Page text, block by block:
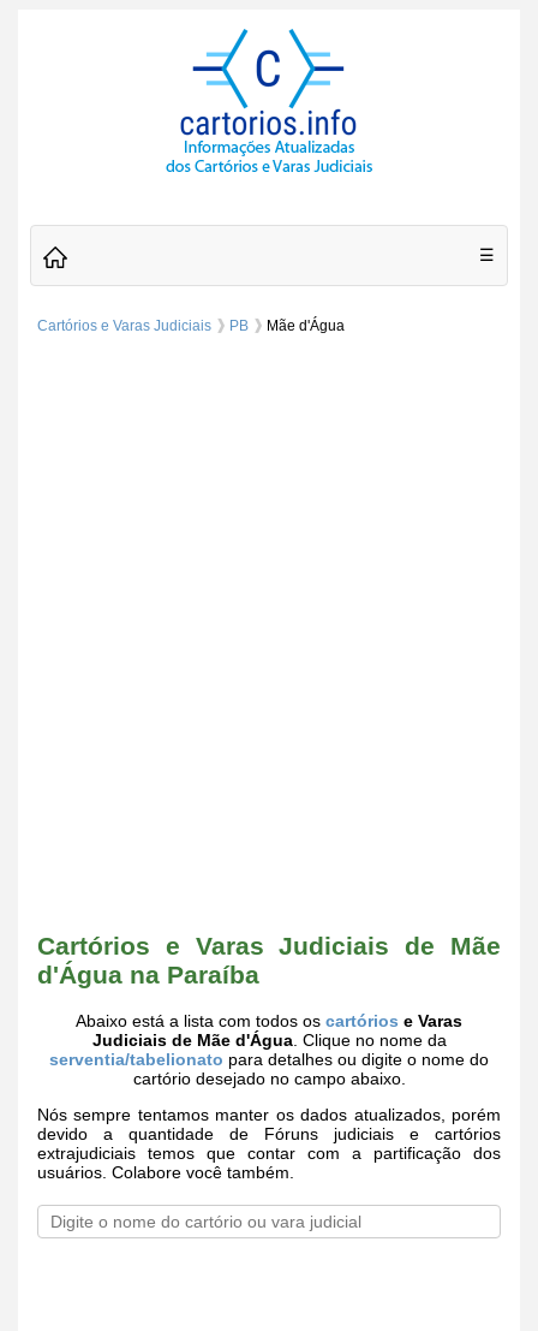
☰
Cartórios e Varas Judiciais PB Mãe d'Água
Cartórios e Varas Judiciais de Mãe
d'Água na Paraíba
Abaixo está a lista com todos os cartórios e Varas
Judiciais de Mãe d'Água. Clique no nome da
serventia/tabelionato para detalhes ou digite o nome do
cartório desejado no campo abaixo.
Nós sempre tentamos manter os dados atualizados, porém
devido a quantidade de Fóruns judiciais e cartórios
extrajudiciais temos que contar com a partificação dos
usuários. Colabore você também.